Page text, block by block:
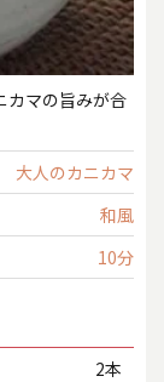
カマの旨みが合
大人のカニカマ
和風
10分
2本